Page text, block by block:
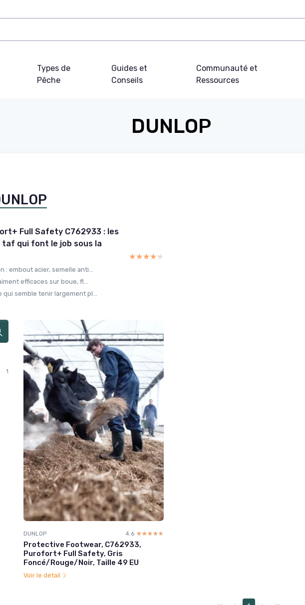
Types de
Pêche
Guides et
Conseils
Communauté et
Ressources
DUNLOP
Full Safety C762933 : les
qui font le job sous la
: embout acier, semelle anti...
efficaces sur boue, fl...
semble tenir largement pl...
★★★★★
★★★★★
1
DUNLOP 4.6 ☆☆☆☆☆
★★★★★
Protective Footwear, C762933,
Purofort+ Full Safety, Gris
Foncé/Rouge/Noir, Taille 49 EU
Voir le détail